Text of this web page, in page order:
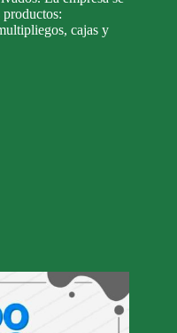
cajas y